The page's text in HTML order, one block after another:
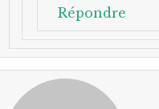
Répondre